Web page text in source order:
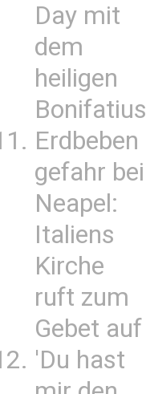
Day mit
dem
heiligen
Bonifatius
Erdbeben
gefahr bei
Neapel:
Italiens
Kirche
ruft zum
Gebet auf
'Du hast